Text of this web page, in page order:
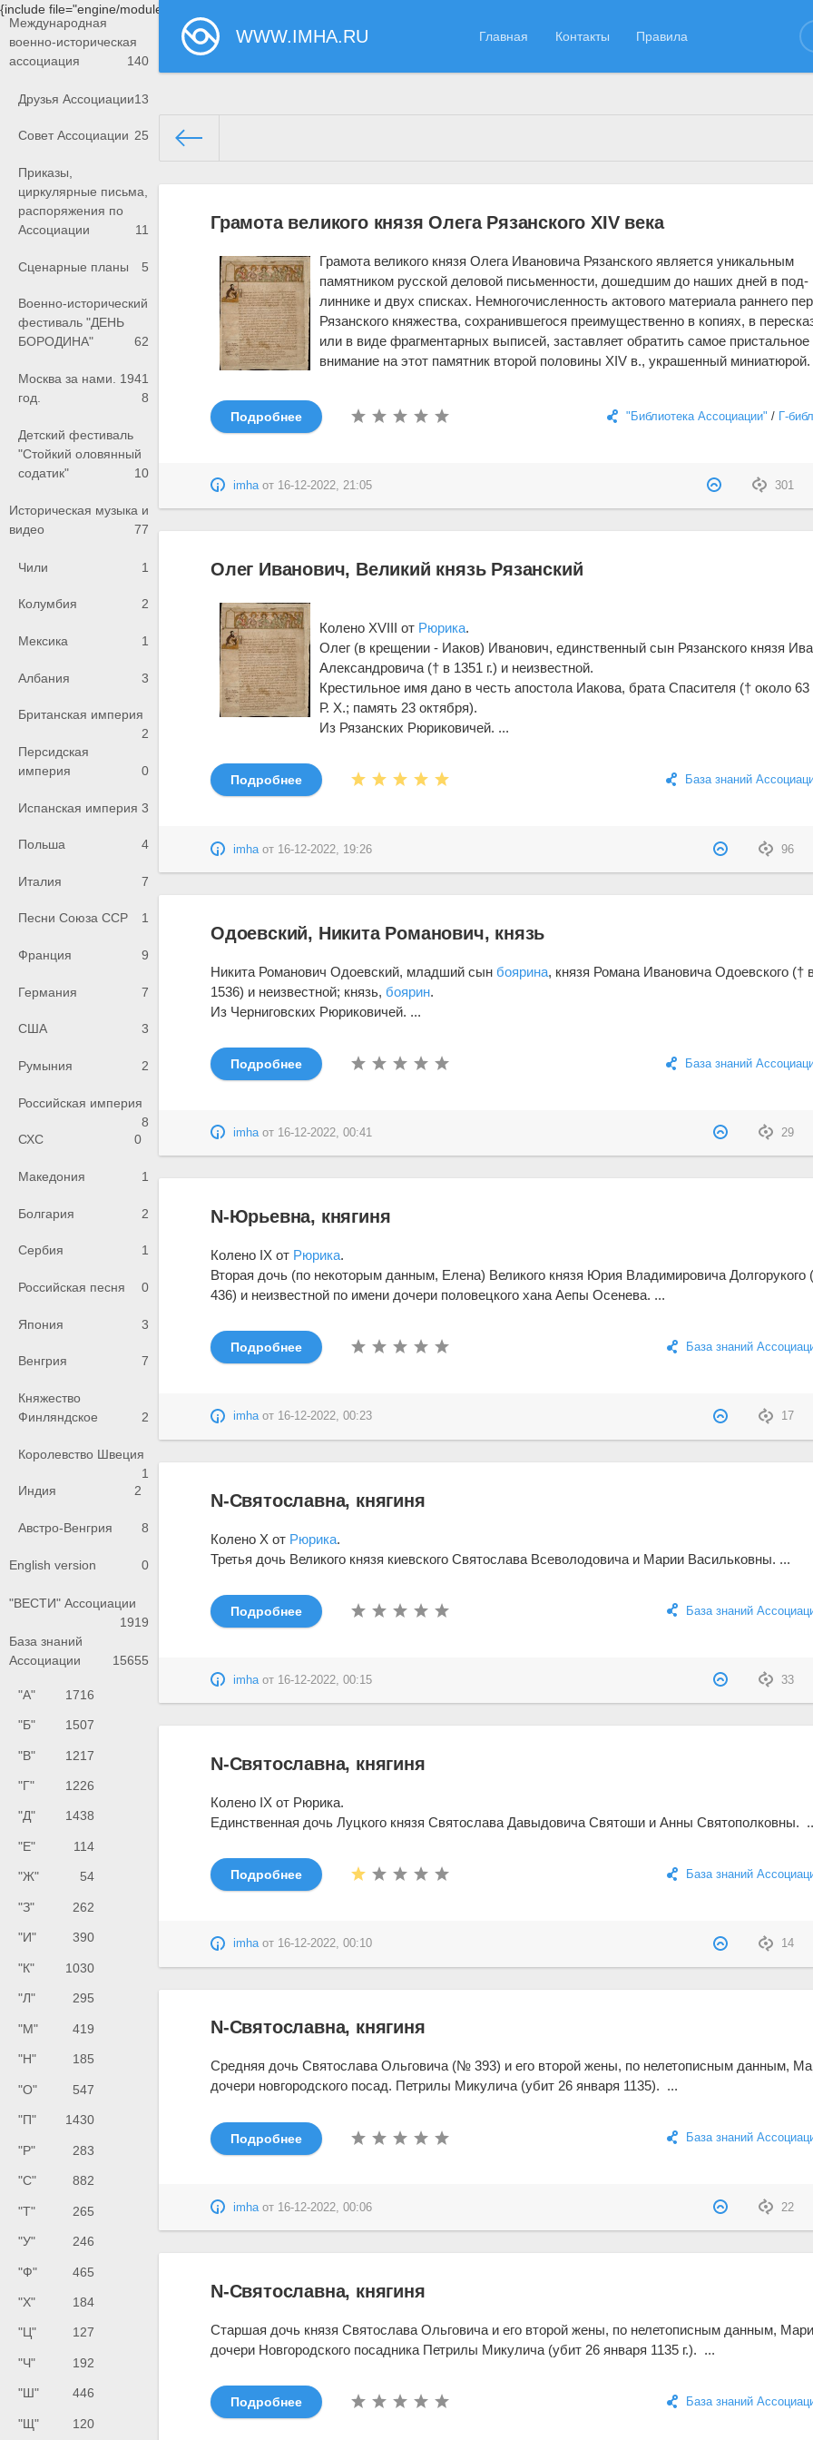
{include file="engine/modules/saperu/head.php"}
WWW.IMHA.RU Главная Контакты Правила
Международная
военно-историческая
ассоциация
140
Друзья Ассоциации13
Совет Ассоциации 25
Приказы,
циркулярные письма,
распоряжения по
Ассоциации
11
Сценарные планы 5
Военно-исторический
фестиваль "ДЕНЬ
БОРОДИНА"
62
Москва за нами. 1941
год.
8
Детский фестиваль
"Стойкий оловянный
содатик"
10
Историческая музыка и
видео
77
Чили 1
Колумбия 2
Мексика 1
Албания 3
Британская империя
2
Персидская
империя
0
Испанская империя 3
Польша 4
Италия 7
Песни Союза ССР 1
Франция 9
Германия 7
США 3
Румыния 2
Российская империя
8
СХС
0
Македония 1
Болгария 2
Сербия 1
Российская песня 0
Япония 3
Венгрия 7
Княжество
Финляндское
2
Королевство Швеция
1
Индия
2
Австро-Венгрия 8
English version 0
"ВЕСТИ" Ассоциации
1919
База знаний
Ассоциации
15655
"А" 1716
"Б" 1507
"В" 1217
"Г" 1226
"Д" 1438
"Е" 114
"Ж" 54
"З" 262
"И" 390
"К" 1030
"Л" 295
"М" 419
"Н" 185
"О" 547
"П" 1430
"Р" 283
"С" 882
"Т" 265
"У" 246
"Ф" 465
"Х" 184
"Ц" 127
"Ч" 192
"Ш" 446
"Щ" 120
www.imha.ru/» Материалы за 16.12.2022
Грамота великого князя Олега Рязанского XIV века
Грамота великого князя Олега Ивановича Рязанского является уникальным
памятником русской деловой письменности, дошедшим до наших дней в под­
линнике и двух списках. Немногочисленность актового материала раннего
Рязанского княжества, сохранившегося преимущественно в копиях, в
или в виде фрагментарных выписей, заставляет обратить самое пристальное
внимание на этот памятник второй половины XIV в., украшен­ный миниатюрой.
"Библиотека Ассоциации" / Г-
Подробнее
301
imhaот 16-12-2022, 21:05
Олег Иванович, Великий князь Рязанский
Колено XVIII от Рюрика.
Олег (в крещении - Иаков) Иванович, единственный сын Рязанского князя
Александровича († в 1351 г.) и неизвестной.
Крестильное имя дано в честь апостола Иакова, брата Спасителя († около 63
Р. X.; память 23 октября).
Из Рязанских Рюриковичей. ...
База знаний
Подробнее
96
imha от 16-12-2022, 19:26
Одоевский, Никита Романович, князь
Никита Романович Одоевский, младший сын боярина, князя Романа Ивановича Одоевского (†
1536) и неизвестной; князь, боярин.
Из Черниговских Рюриковичей. ...
База знаний
Подробнее
29
imhaот 16-12-2022, 00:41
N-Юрьевна, княгиня
Колено IX от Рюрика.
Вторая дочь (по некоторым данным, Елена) Великого князя Юрия Владимировича
436) и неизвестной по имени дочери половецкого хана Аепы Осенева. ...
База знаний
Подробнее
17
imhaот 16-12-2022, 00:23
N-Святославна, княгиня
Колено X от Рюрика.
Третья дочь Великого князя киевского Святослава Всеволодовича и Марии Васильковны. ...
База знаний
Подробнее
33
imhaот 16-12-2022, 00:15
N-Святославна, княгиня
Колено IX от Рюрика.
Единственная дочь Луцкого князя Святослава Давыдовича Святоши и Анны Святополковны.
База знаний
Подробнее
14
imhaот 16-12-2022, 00:10
N-Святославна, княгиня
Средняя дочь Святослава Ольговича (№ 393) и его второй жены, по нелетописным данным,
дочери новгородского посад. Петрилы Микулича (убит 26 января 1135). ...
База знаний
Подробнее
22
imha от 16-12-2022, 00:06
N-Святославна, княгиня
Старшая дочь князя Святослава Ольговича и его второй жены, по нелетописным данным,
дочери Новгородского посадника Петрилы Микулича (убит 26 января 1135 г.). ...
База знаний
Подробнее